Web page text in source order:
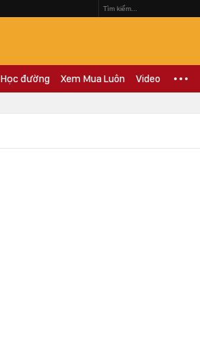
Học đường Xem Mua Luôn Video